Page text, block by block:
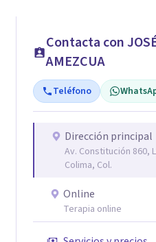
Contacta con
AMEZCUA
Teléfono
Dirección principal
Av. Constitución 860,
Colima, Col.
Online
Terapia online